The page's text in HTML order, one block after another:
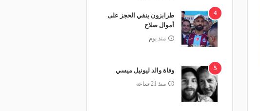
4
طرابزون ينفي الحجز على
أموال صلاح
منذ يوم
5 وفاة والد ليونيل ميسي
منذ 21 ساعة